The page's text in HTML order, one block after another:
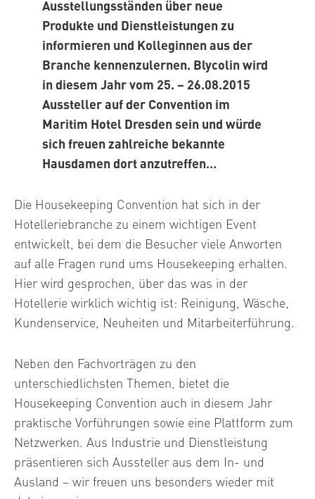
Ausstellungsständen über neue
Produkte und Dienstleistungen zu
informieren und Kolleginnen aus der
Branche kennenzulernen. Blycolin wird
in diesem Jahr vom 25. – 26.08.2015
Aussteller auf der Convention im
Maritim Hotel Dresden sein und würde
sich freuen zahlreiche bekannte
Hausdamen dort anzutreffen…
Die Housekeeping Convention hat sich in der
Hotelleriebranche zu einem wichtigen Event
entwickelt, bei dem die Besucher viele Anworten
auf alle Fragen rund ums Housekeeping erhalten.
Hier wird gesprochen, über das was in der
Hotellerie wirklich wichtig ist: Reinigung, Wäsche,
Kundenservice, Neuheiten und Mitarbeiterführung.
Neben den Fachvorträgen zu den
unterschiedlichsten Themen, bietet die
Housekeeping Convention auch in diesem Jahr
praktische Vorführungen sowie eine Plattform zum
Netzwerken. Aus Industrie und Dienstleistung
präsentieren sich Aussteller aus dem In- und
Ausland – wir freuen uns besonders wieder mit